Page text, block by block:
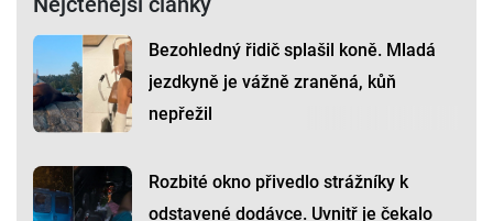
Bezohledný řidič splašil koně. Mladá
jezdkyně je vážně zraněná, kůň
nepřežil
Rozbité okno přivedlo strážníky k
odstavené dodávce. Uvnitř je čekalo